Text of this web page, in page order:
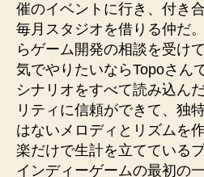
催のイベントに行き、付き
毎月スタジオを借りる仲だ
らゲーム開発の相談を受け
気でやりたいならTopoさん
シナリオをすべて読み込ん
リティに信頼ができて、独
はないメロディとリズムを
楽だけで生計を立てている
インディーゲームの最初の